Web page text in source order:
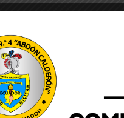
27 de septiembre de
Ejecutivo del plantel
Guillén, vocal principal
vocal principal. Ing.